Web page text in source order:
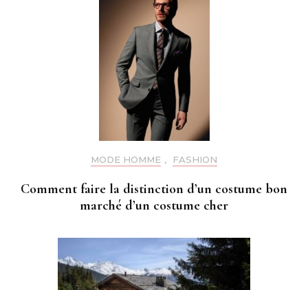
MODE HOMME , FASHION
Comment faire la distinction d’un costume bon
marché d’un costume cher